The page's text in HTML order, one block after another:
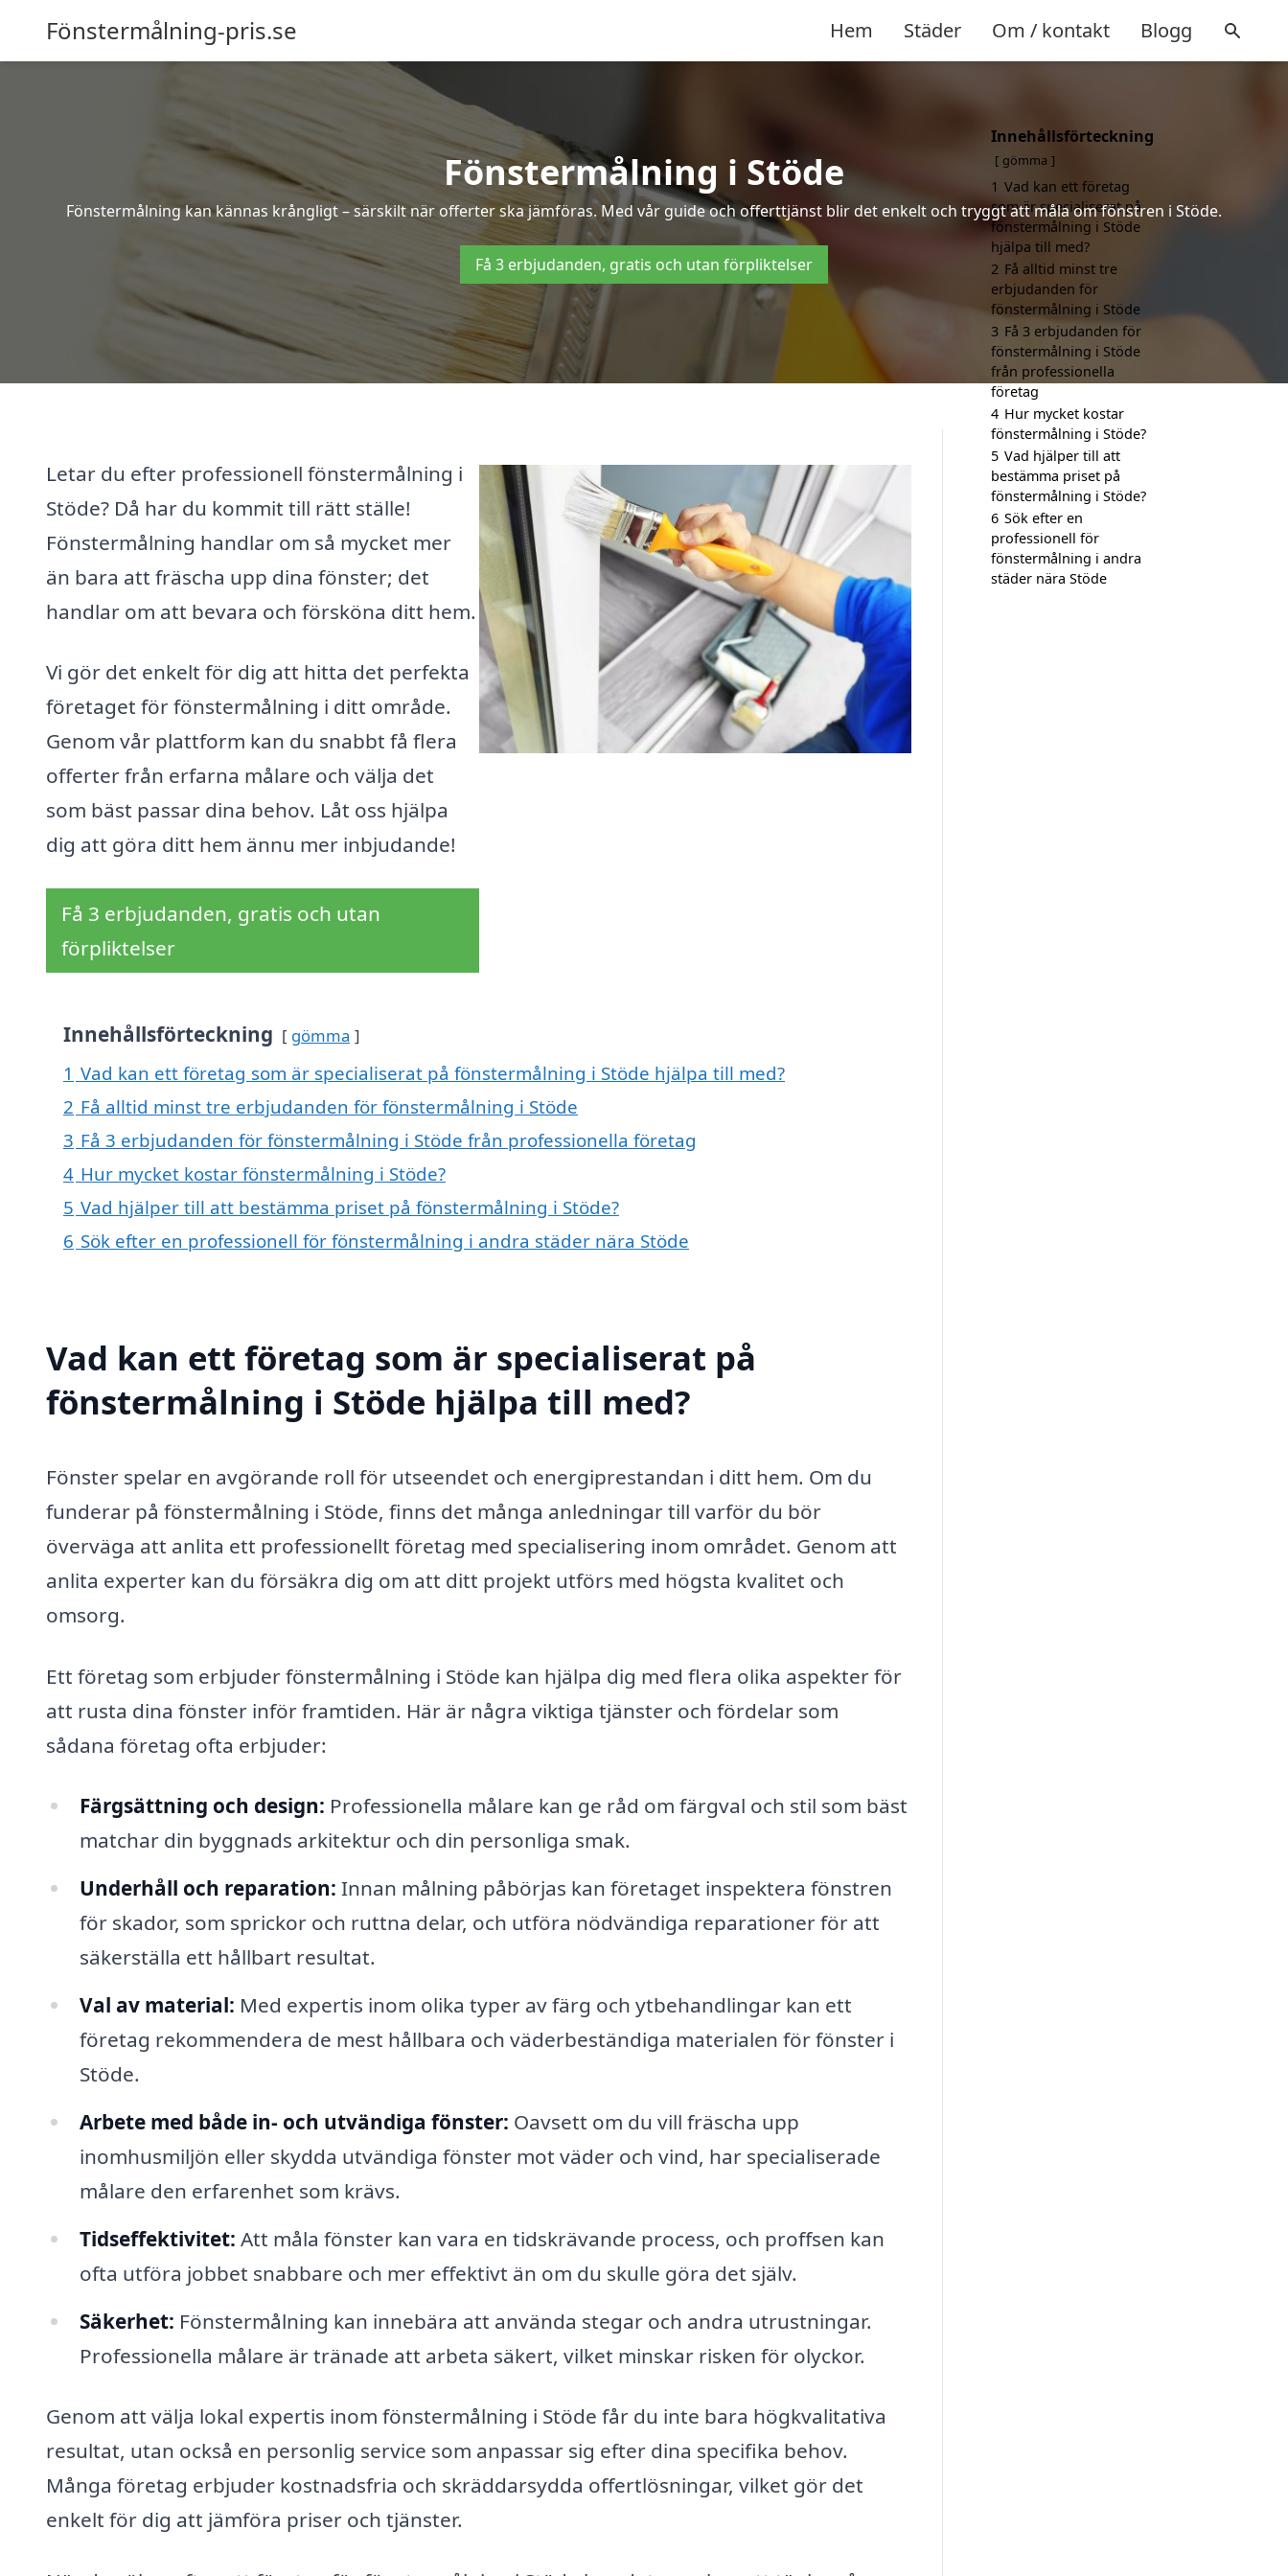
Fönstermålning-pris.se Hem Städer Om / kontakt Blogg
Fönstermålning i Stöde
Fönstermålning kan kännas krångligt – särskilt när offerter ska jämföras. Med vår guide och offerttjänst blir det enkelt och tryggt att måla om fönstren i Stöde.
Få 3 erbjudanden, gratis och utan förpliktelser
Letar du efter professionell fönstermålning i
Stöde? Då har du kommit till rätt ställe!
Fönstermålning handlar om så mycket mer
än bara att fräscha upp dina fönster; det
handlar om att bevara och försköna ditt hem.
Vi gör det enkelt för dig att hitta det perfekta
företaget för fönstermålning i ditt område.
Genom vår plattform kan du snabbt få flera
offerter från erfarna målare och välja det
som bäst passar dina behov. Låt oss hjälpa
dig att göra ditt hem ännu mer inbjudande!
Få 3 erbjudanden, gratis och utan
förpliktelser
Innehållsförteckning gömma
1 Vad kan ett företag som är specialiserat på fönstermålning i Stöde hjälpa till med?
2 Få alltid minst tre erbjudanden för fönstermålning i Stöde
3 Få 3 erbjudanden för fönstermålning i Stöde från professionella företag
4 Hur mycket kostar fönstermålning i Stöde?
5 Vad hjälper till att bestämma priset på fönstermålning i Stöde?
6 Sök efter en professionell för fönstermålning i andra städer nära Stöde
Vad kan ett företag som är specialiserat på
fönstermålning i Stöde hjälpa till med?
Fönster spelar en avgörande roll för utseendet och energiprestandan i ditt hem. Om du
funderar på fönstermålning i Stöde, finns det många anledningar till varför du bör
överväga att anlita ett professionellt företag med specialisering inom området. Genom att
anlita experter kan du försäkra dig om att ditt projekt utförs med högsta kvalitet och
omsorg.
Ett företag som erbjuder fönstermålning i Stöde kan hjälpa dig med flera olika aspekter för
att rusta dina fönster inför framtiden. Här är några viktiga tjänster och fördelar som
sådana företag ofta erbjuder:
Färgsättning och design: Professionella målare kan ge råd om färgval och stil som bäst
matchar din byggnads arkitektur och din personliga smak.
Underhåll och reparation: Innan målning påbörjas kan företaget inspektera fönstren
för skador, som sprickor och ruttna delar, och utföra nödvändiga reparationer för att
säkerställa ett hållbart resultat.
Val av material: Med expertis inom olika typer av färg och ytbehandlingar kan ett
företag rekommendera de mest hållbara och väderbeständiga materialen för fönster i
Stöde.
Arbete med både in- och utvändiga fönster: Oavsett om du vill fräscha upp
inomhusmiljön eller skydda utvändiga fönster mot väder och vind, har specialiserade
målare den erfarenhet som krävs.
Tidseffektivitet: Att måla fönster kan vara en tidskrävande process, och proffsen kan
ofta utföra jobbet snabbare och mer effektivt än om du skulle göra det själv.
Säkerhet: Fönstermålning kan innebära att använda stegar och andra utrustningar.
Professionella målare är tränade att arbeta säkert, vilket minskar risken för olyckor.
Genom att välja lokal expertis inom fönstermålning i Stöde får du inte bara högkvalitativa
resultat, utan också en personlig service som anpassar sig efter dina specifika behov.
Många företag erbjuder kostnadsfria och skräddarsydda offertlösningar, vilket gör det
enkelt för dig att jämföra priser och tjänster.
Innehållsförteckning
gömma
1 Vad kan ett företag
som är specialiserat på
fönstermålning i Stöde
hjälpa till med?
2 Få alltid minst tre
erbjudanden för
fönstermålning i Stöde
3 Få 3 erbjudanden för
fönstermålning i Stöde
från professionella
företag
4 Hur mycket kostar
fönstermålning i Stöde?
5 Vad hjälper till att
bestämma priset på
fönstermålning i Stöde?
6 Sök efter en
professionell för
fönstermålning i andra
städer nära Stöde